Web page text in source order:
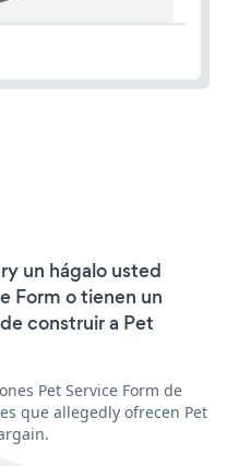
un hágalo usted
Form o tienen un
construir a Pet
Pet Service Form de
que allegedly ofrecen Pet